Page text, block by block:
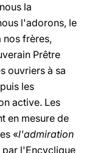
la
l'adorons, le
nos frères,
Prêtre
ouvriers à sa
les
active. Les
en mesure de
«l'admiration
l'Encyclique